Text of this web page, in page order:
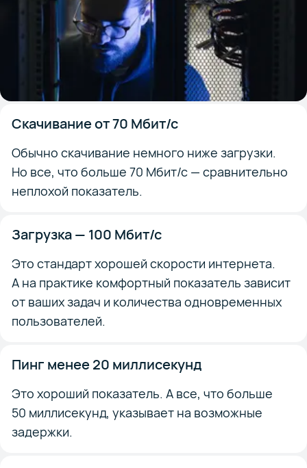
Скачивание от 70 Мбит/с
Обычно скачивание немного ниже загрузки.
Но все, что больше 70 Мбит/с — сравнительно
неплохой показатель.
Загрузка — 100 Мбит/с
Это стандарт хорошей скорости интернета.
А на практике комфортный показатель зависит
от ваших задач и количества одновременных
пользователей.
Пинг менее 20 миллисекунд
Это хороший показатель. А все, что больше
50 миллисекунд, указывает на возможные
задержки.